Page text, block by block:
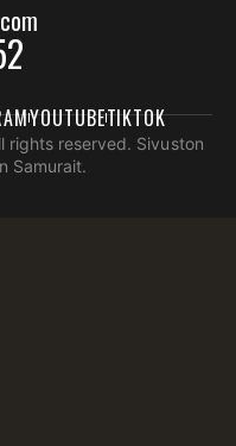
reserved. Sivuston
Samurait.
YOUTUBETIKTOK